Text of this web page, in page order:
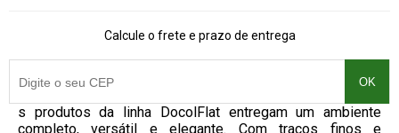
Calcule o frete e prazo de entrega
OK
s produtos da linha DocolFlat entregam um ambiente
completo, versátil e elegante. Com traços finos e